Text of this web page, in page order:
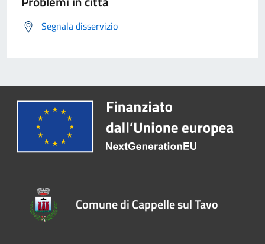
Segnala disservizio
Comune di Cappelle sul Tavo